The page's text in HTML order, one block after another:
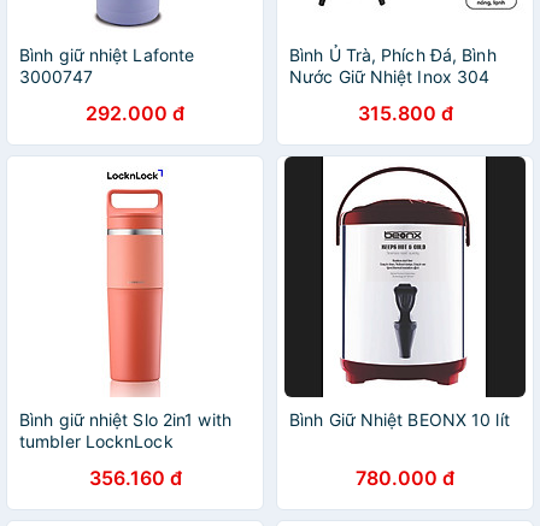
Bình giữ nhiệt Lafonte
3000747
292.000 đ
Bình Ủ Trà, Phích Đá, Bình
Nước Giữ Nhiệt Inox 304
315.800 đ
Bình giữ nhiệt Slo 2in1 with
tumbler LocknLock
cốc nhựa) 600ml
356.160 đ
Bình Giữ Nhiệt BEONX 10 lít
780.000 đ